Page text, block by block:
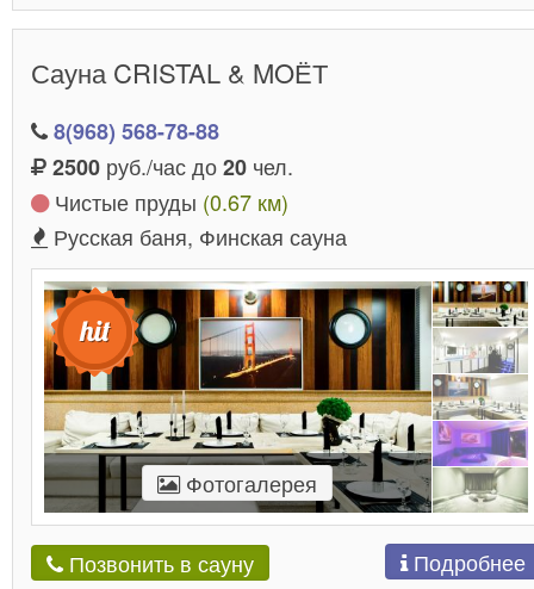
Сауна CRISTAL & MOЁТ
8(968) 568-78-88
2500 руб./час до20 чел.
Чистые пруды (0.67 км)
Русская баня, Финская сауна
Фотогалерея
Позвонить в сауну Подробнее